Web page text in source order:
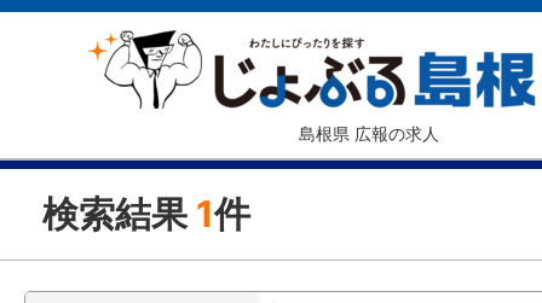
島根県 広報の求人
検索結果 1件